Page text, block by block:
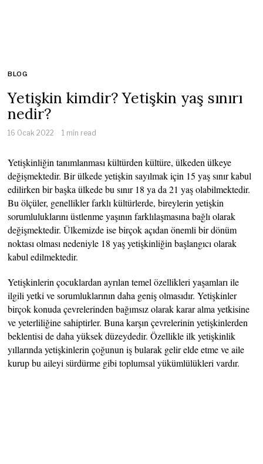
BLOG
Yetişkin kimdir? Yetişkin yaş sınırı
nedir?
16 Ocak 2022 1 min read
Yetişkinliğin tanımlanması kültürden kültüre, ülkeden ülkeye
değişmektedir. Bir ülkede yetişkin sayılmak için 15 yaş sınır kabul
edilirken bir başka ülkede bu sınır 18 ya da 21 yaş olabilmektedir.
Bu ölçüler, genellikler farklı kültürlerde, bireylerin yetişkin
sorumluluklarını üstlenme yaşının farklılaşmasına bağlı olarak
değişmektedir. Ülkemizde ise birçok açıdan önemli bir dönüm
noktası olması nedeniyle 18 yaş yetişkinliğin başlangıcı olarak
kabul edilmektedir.
Yetişkinlerin çocuklardan ayrılan temel özellikleri yaşamları ile
ilgili yetki ve sorumluklarının daha geniş olmasıdır. Yetişkinler
birçok konuda çevrelerinden bağımsız olarak karar alma yetkisine
ve yeterliliğine sahiptirler. Buna karşın çevrelerinin yetişkinlerden
beklentisi de daha yüksek düzeydedir. Özellikle ilk yetişkinlik
yıllarında yetişkinlerin çoğunun iş bularak gelir elde etme ve aile
kurup bu aileyi sürdürme gibi toplumsal yükümlülükleri vardır.